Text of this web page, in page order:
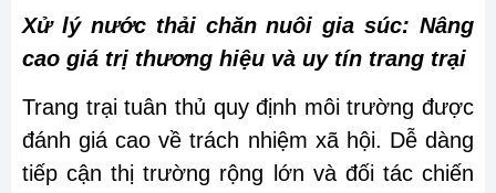
Xử lý nước thải chăn nuôi gia súc: Nâng
cao giá trị thương hiệu và uy tín trang trại
Trang trại tuân thủ quy định môi trường được
đánh giá cao về trách nhiệm xã hội. Dễ dàng
tiếp cận thị trường rộng lớn và đối tác chiến